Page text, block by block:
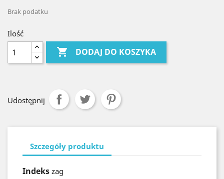
Brak podatku
Ilość
 DODAJ DO KOSZYKA
Udostępnij
Szczegóły produktu
Indeks zag